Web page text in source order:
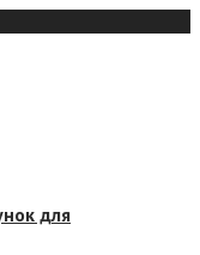
для